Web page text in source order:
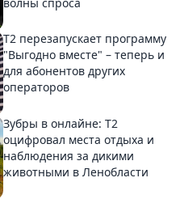
волны спроса
Т2 перезапускает программу
"Выгодно вместе" – теперь и
для абонентов других
операторов
Зубры в онлайне: Т2
оцифровал места отдыха и
наблюдения за дикими
животными в Ленобласти